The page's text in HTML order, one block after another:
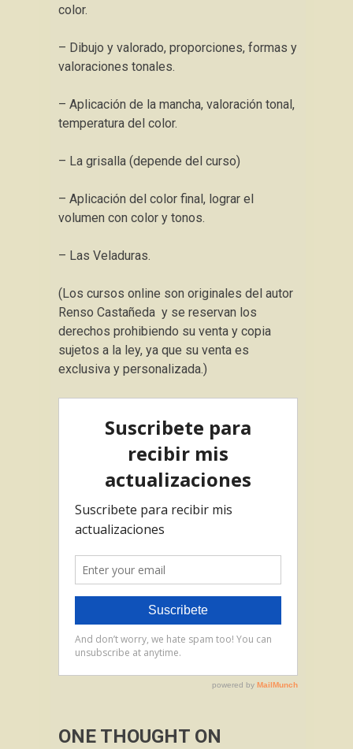
color.
– Dibujo y valorado, proporciones, formas y
valoraciones tonales.
– Aplicación de la mancha, valoración tonal,
temperatura del color.
– La grisalla (depende del curso)
– Aplicación del color final, lograr el
volumen con color y tonos.
– Las Veladuras.
(Los cursos online son originales del autor
Renso Castañeda y se reservan los
derechos prohibiendo su venta y copia
sujetos a la ley, ya que su venta es
exclusiva y personalizada.)
ONE THOUGHT ON